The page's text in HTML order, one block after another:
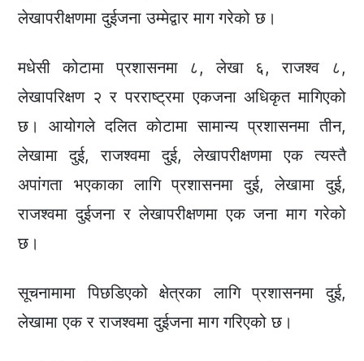
लेखापरीक्षणमा दुईजना उम्मेद्वार माग गरेको छ।
मधेसी कोटामा प्रशासनमा ८, लेखा ६, राजश्व ८,
लेखापरिक्षण २ र परराष्ट्रमा एकजना अधिकृत मागिएको
छ। आयोगले दलित काेटामा सामान्य प्रशासनमा तीन,
लेखामा दुई, राजश्वमा दुई, लेखापरीक्षणमा एक त्यस्तै
अपांगता भएकाका लागि प्रशासनमा दुई, लेखामा दुई,
राजश्वमा दुईजना र लेखापरीक्षणमा एक जना माग गरेको
छ।
सूचनामामा पिछडिएको क्षेत्रका लागि प्रशासनमा दुई,
लेखामा एक र राजश्वमा दुईजना माग गरिएको छ।